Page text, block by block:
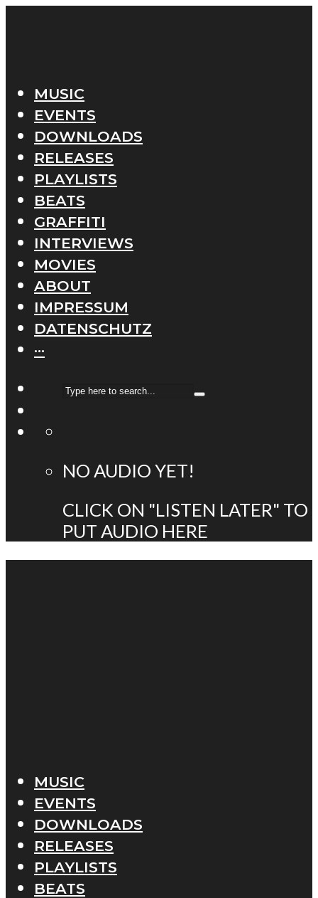
MUSIC
EVENTS
DOWNLOADS
RELEASES
PLAYLISTS
BEATS
GRAFFITI
INTERVIEWS
MOVIES
ABOUT
IMPRESSUM
DATENSCHUTZ
···
NO AUDIO YET!
CLICK ON "LISTEN LATER" TO
PUT AUDIO HERE
MUSIC
EVENTS
DOWNLOADS
RELEASES
PLAYLISTS
BEATS